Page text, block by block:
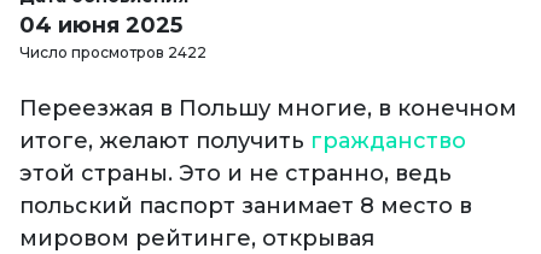
04 июня 2025
Число просмотров 2422
Переезжая в Польшу многие, в конечном
итоге, желают получить гражданство
этой страны. Это и не странно, ведь
польский паспорт занимает 8 место в
мировом рейтинге, открывая